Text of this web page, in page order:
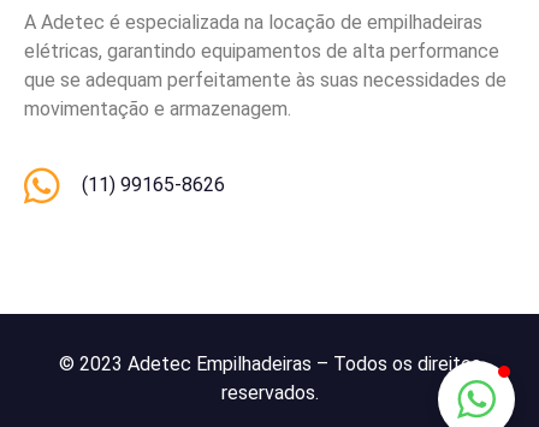
A Adetec é especializada na locação de empilhadeiras
elétricas, garantindo equipamentos de alta performance
que se adequam perfeitamente às suas necessidades de
movimentação e armazenagem.
(11) 99165-8626
© 2023 Adetec Empilhadeiras – Todos os direitos
reservados.